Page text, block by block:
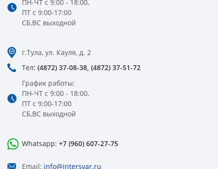
ПН-ЧТ с 9:00 - 18:00,
ПТ с 9:00-17:00
СБ,ВС выходной
г.Тула, ул. Кауля, д. 2
Тел: (4872) 37-08-38, (4872) 37-51-72
График работы:
ПН-ЧТ с 9:00 - 18:00,
ПТ с 9:00-17:00
СБ,ВС выходной
Whatsapp: +7 (960) 607-27-75
Email: info@intersvar.ru